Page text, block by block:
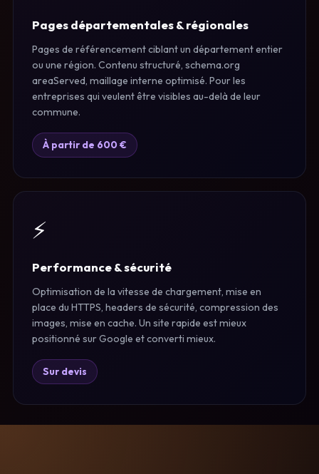
Pages départementales & régionales
Pages de référencement ciblant un département entier
ou une région. Contenu structuré, schema.org
areaServed, maillage interne optimisé. Pour les
entreprises qui veulent être visibles au-delà de leur
commune.
À partir de 600 €
⚡
Performance & sécurité
Optimisation de la vitesse de chargement, mise en
place du HTTPS, headers de sécurité, compression des
images, mise en cache. Un site rapide est mieux
positionné sur Google et converti mieux.
Sur devis